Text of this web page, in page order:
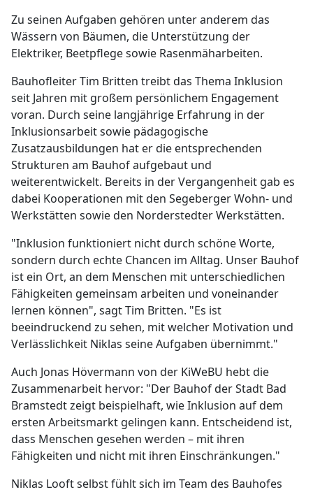
Zu seinen Aufgaben gehören unter anderem das
Wässern von Bäumen, die Unterstützung der
Elektriker, Beetpflege sowie Rasenmäharbeiten.
Bauhofleiter Tim Britten treibt das Thema Inklusion
seit Jahren mit großem persönlichem Engagement
voran. Durch seine langjährige Erfahrung in der
Inklusionsarbeit sowie pädagogische
Zusatzausbildungen hat er die entsprechenden
Strukturen am Bauhof aufgebaut und
weiterentwickelt. Bereits in der Vergangenheit gab es
dabei Kooperationen mit den Segeberger Wohn- und
Werkstätten sowie den Norderstedter Werkstätten.
"Inklusion funktioniert nicht durch schöne Worte,
sondern durch echte Chancen im Alltag. Unser Bauhof
ist ein Ort, an dem Menschen mit unterschiedlichen
Fähigkeiten gemeinsam arbeiten und voneinander
lernen können", sagt Tim Britten. "Es ist
beeindruckend zu sehen, mit welcher Motivation und
Verlässlichkeit Niklas seine Aufgaben übernimmt."
Auch Jonas Hövermann von der KiWeBU hebt die
Zusammenarbeit hervor: "Der Bauhof der Stadt Bad
Bramstedt zeigt beispielhaft, wie Inklusion auf dem
ersten Arbeitsmarkt gelingen kann. Entscheidend ist,
dass Menschen gesehen werden – mit ihren
Fähigkeiten und nicht mit ihren Einschränkungen."
Niklas Looft selbst fühlt sich im Team des Bauhofes